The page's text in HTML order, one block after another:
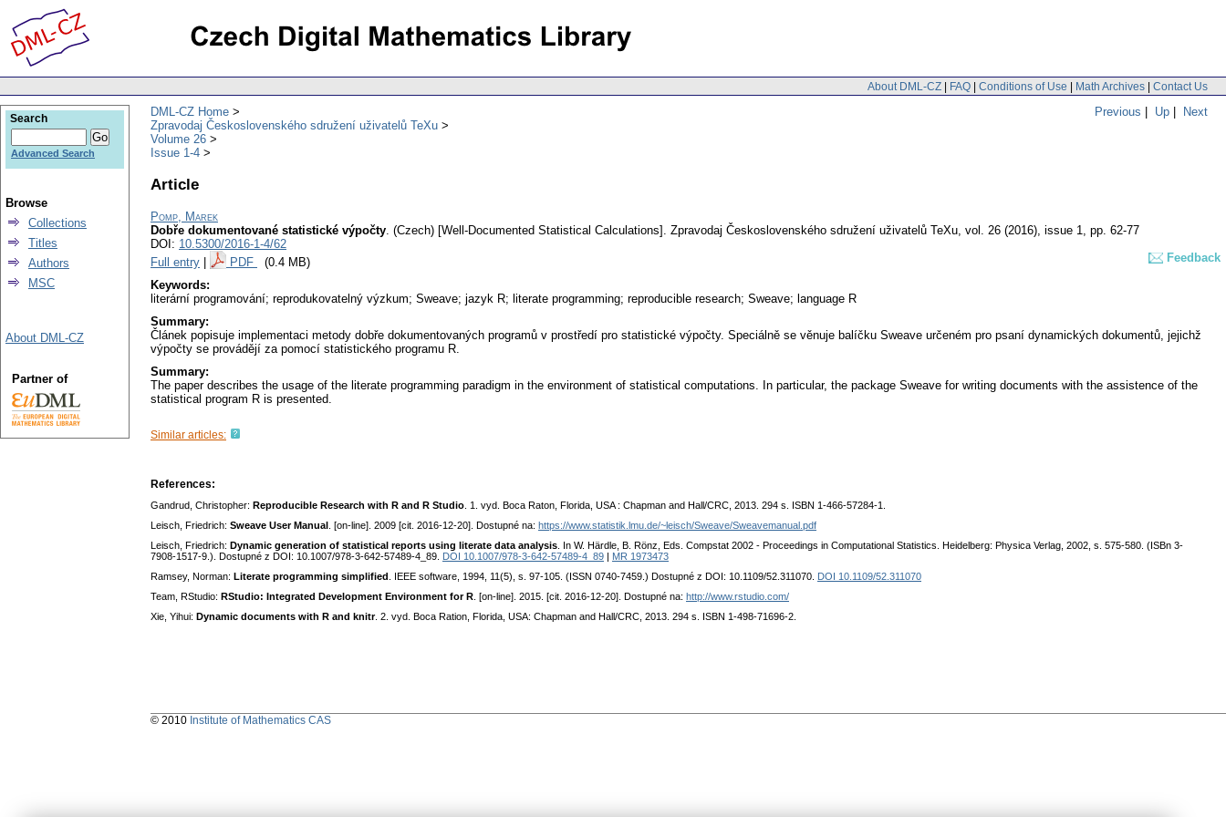
About DML-CZ | FAQ | Conditions of Use | Math Archives | Contact Us
Previous | Up | Next
DML-CZ Home
Zpravodaj Československého sdružení uživatelů TeXu
Volume 26
Issue 1-4
Article
Pomp, Marek
Dobře dokumentované statistické výpočty. (Czech) [Well-Documented Statistical Calculations]. Zpravodaj Československého sdružení uživatelů TeXu, vol. 26 (2016), issue 1, pp. 62-77
DOI: 10.5300/2016-1-4/62
Full entry
PDF (0.4 MB)
Feedback
Keywords:
literární programování; reprodukovatelný výzkum; Sweave; jazyk R; literate programming; reproducible research; Sweave; language R
Summary:
Článek popisuje implementaci metody dobře dokumentovaných programů v prostředí pro statistické výpočty. Speciálně se věnuje balíčku Sweave určeném pro psaní dynamických dokumentů, jejichž
výpočty se provádějí za pomocí statistického programu R.
Summary:
The paper describes the usage of the literate programming paradigm in the environment of statistical computations. In particular, the package Sweave for writing documents with the assistence of the
statistical program R is presented.
Similar articles:
References:
Gandrud, Christopher: Reproducible Research with R and R Studio . 1. vyd. Boca Raton, Florida, USA : Chapman and Hall/CRC, 2013. 294 s. ISBN 1-466-57284-1.
Leisch, Friedrich: Sweave User Manual . [on-line]. 2009 [cit. 2016-12-20]. Dostupné na: https://www.statistik.lmu.de/~leisch/Sweave/Sweavemanual.pdf
Leisch, Friedrich: Dynamic generation of statistical reports using literate data analysis . In W. Härdle, B. Rönz, Eds. Compstat 2002 - Proceedings in Computational Statistics. Heidelberg: Physica Verlag, 2002, s. 575-580. (ISBn 3-
7908-1517-9.). Dostupné z DOI: 10.1007/978-3-642-57489-4_89.
DOI 10.1007/978-3-642-57489-4_89
MR 1973473
Ramsey, Norman: Literate programming simplified . IEEE software, 1994, 11(5), s. 97-105. (ISSN 0740-7459.) Dostupné z DOI: 10.1109/52.311070.
DOI 10.1109/52.311070
Team, RStudio: RStudio: Integrated Development Environment for R . [on-line]. 2015. [cit. 2016-12-20]. Dostupné na: http://www.rstudio.com/
Xie, Yihui: Dynamic documents with R and knitr. 2. vyd. Boca Ration, Florida, USA: Chapman and Hall/CRC, 2013. 294 s. ISBN 1-498-71696-2.
Search
Advanced Search
Browse
Collections
Titles
Authors
MSC
About DML-CZ
Partner of
© 2010 Institute of Mathematics CAS